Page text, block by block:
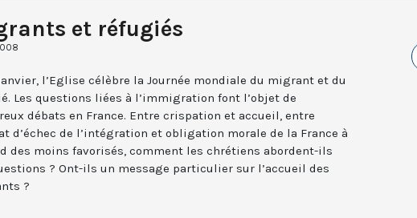
et réfugiés
l’Eglise célèbre la Journée mondiale du migrant et du
Les questions liées à l’immigration font l’objet de
débats en France. Entre crispation et accueil, entre
d’échec de l’intégration et obligation morale de la France à
des moins favorisés, comment les chrétiens abordent-ils
? Ont-ils un message particulier sur l’accueil des
?